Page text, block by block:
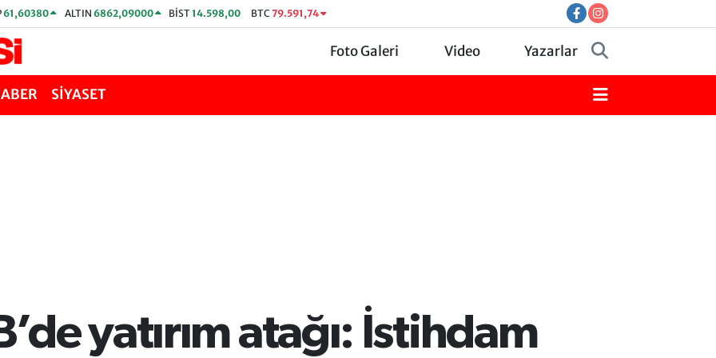
61,60380 ALTIN 6862,09000 BİST14.598,00 BTC 79.591,74
Foto Galeri Video Yazarlar
SİYASET
yatırım atağı: İstihdam